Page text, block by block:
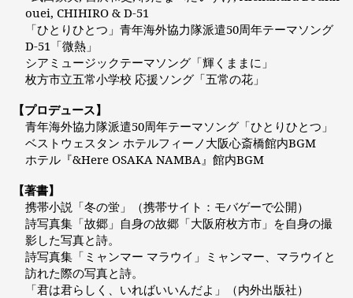
ouei, CHIHIRO & D-51
「ひとりひとつ」青年海外協力隊派遣50周年テーマソング
D-51「微熱」
シアミュージックテーマソング「輝くままに」
枚方市立五常小学校 応援ソング「五常の花」
【プロデュース】
青年海外協力隊派遣50周年テーマソング「ひとりひとつ」
ベストウェスタン ホテルフィーノ大阪心斎橋館内BGM
ホテル『&Here OSAKA NAMBA』館内BGM
【著書】
携帯小説「冬の蛍」（携帯サイト：モバゲーで公開）
詩写真集「故郷」自身の故郷「大阪府枚方市」を自身の撮
影した写真と詩。
詩写真集「ミャンマー マラウイ」ミャンマー、マラウイと
訪れた際の写真と詩。
「君は君らしく、いればいいんだよ」（内外出版社）